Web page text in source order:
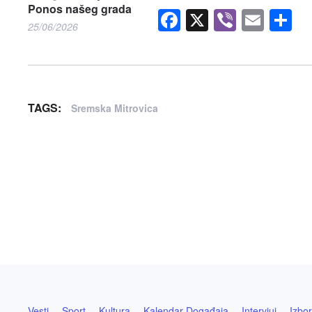
Ponos našeg grada
25/06/2026 Facebook
X Viber
Email
TAGS: Sremska Mitrovica